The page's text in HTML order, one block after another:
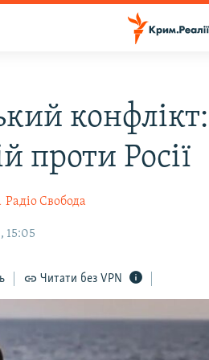
проти Росії
Радіо Свобода
15:05
Читати без VPN